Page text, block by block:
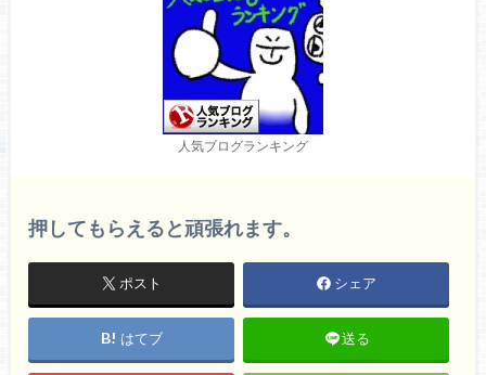
人気ブログランキング
押してもらえると頑張れます。
ポスト シェア
はてブ 送る